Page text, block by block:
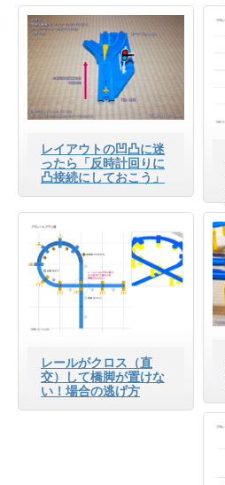
レイアウトの凹凸に迷
ったら「反時計回りに
凸接続にしておこう」
レールがクロス（直
交）して橋脚が置けな
い！場合の逃げ方